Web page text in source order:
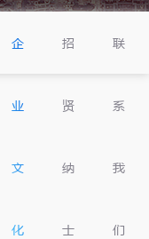
企
业
文
化
招
贤
纳
士
联
系
我
们